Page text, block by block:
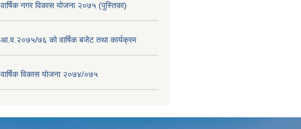
वार्षिक नगर विकास योजना २०७५ (पुस्तिका)
आ.व.२०७५/७६ को वार्षिक बजेट तथा कार्यक्रम
वार्षिक विकास योजना २०७४/०७५